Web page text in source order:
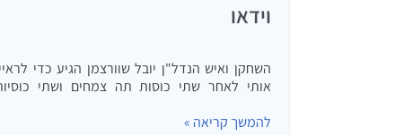
וידאו
השחקן ואיש הנדל"ן יובל שוורצמן הגיע כדי
אותי לאחר שתי כוסות תה צמחים ושתי
משהו קצת אחר… הרצאה לילדים במסגרת יום
להמשך קריאה »